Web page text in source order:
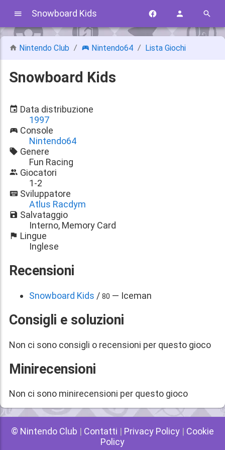
Snowboard Kids
Nintendo Club Nintendo64 Lista Giochi
Snowboard Kids
Data distribuzione
1997
Console
Nintendo64
Genere
Fun Racing
Giocatori
1-2
Sviluppatore
Atlus Racdym
Salvataggio
Interno, Memory Card
Lingue
Inglese
Recensioni
Snowboard Kids / 80 — Iceman
Consigli e soluzioni
Non ci sono consigli o recensioni per questo gioco
Minirecensioni
Non ci sono minirecensioni per questo gioco
© Nintendo Club | Contatti | Privacy Policy | Cookie
Policy